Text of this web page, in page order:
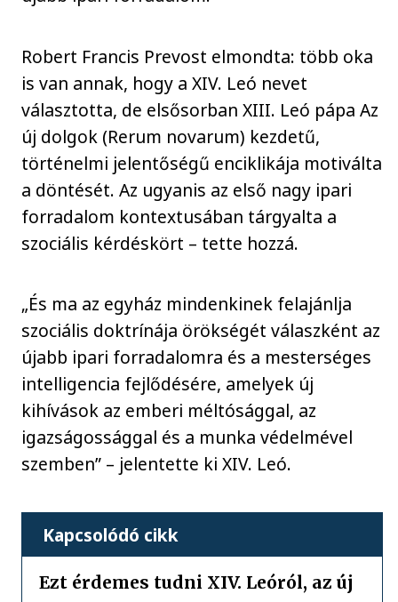
Robert Francis Prevost elmondta: több oka
is van annak, hogy a XIV. Leó nevet
választotta, de elsősorban XIII. Leó pápa Az
új dolgok (Rerum novarum) kezdetű,
történelmi jelentőségű enciklikája motiválta
a döntését. Az ugyanis az első nagy ipari
forradalom kontextusában tárgyalta a
szociális kérdéskört – tette hozzá.
„És ma az egyház mindenkinek felajánlja
szociális doktrínája örökségét válaszként az
újabb ipari forradalomra és a mesterséges
intelligencia fejlődésére, amelyek új
kihívások az emberi méltósággal, az
igazságossággal és a munka védelmével
szemben” – jelentette ki XIV. Leó.
Kapcsolódó cikk
Ezt érdemes tudni XIV. Leóról, az új